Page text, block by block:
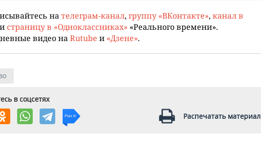
на телеграм-канал, группу «ВКонтакте», канал в
и страницу в «Одноклассниках» «Реального времени».
видео на Rutube и «Дзене».
в соцсетях
Распечатать материал